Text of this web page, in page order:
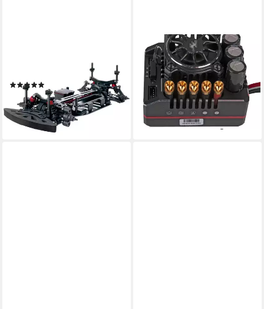
ab 73,32 €
lieferbar - in 2-3 Werktagen bei dir
HOBBYWING
Hobbywing Xerun XR8 Plus
G2 Brushless Regler 200A 2-
6S LiPo für 1:8 RC-
Fernsteuerung
199,95 €
lieferbar - in 3-4 Werktagen bei dir